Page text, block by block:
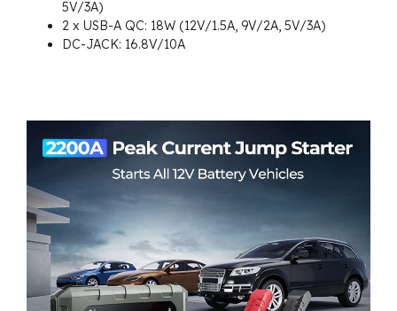
5V/3A)
2 x USB-A QC: 18W (12V/1.5A, 9V/2A, 5V/3A)
DC-JACK: 16.8V/10A